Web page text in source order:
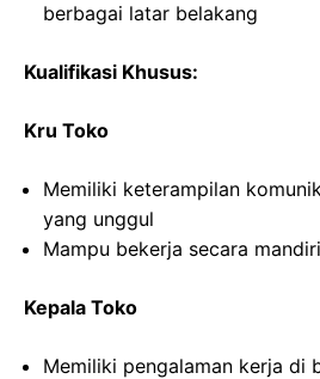
berbagai latar belakang
Kualifikasi Khusus:
Kru Toko
Memiliki keterampilan
yang unggul
Mampu bekerja secara
Kepala Toko
Memiliki pengalaman kerja di